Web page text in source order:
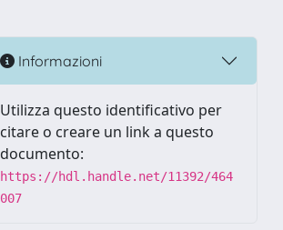
Informazioni
Utilizza questo identificativo per
citare o creare un link a questo
documento:
https://hdl.handle.net/11392/464
007